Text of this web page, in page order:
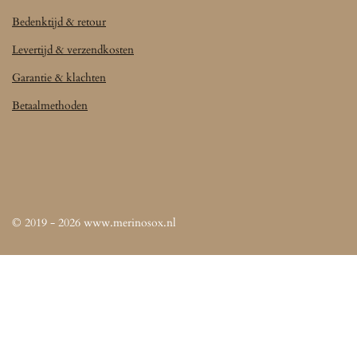
Bedenktijd & retour
Levertijd & verzendkosten
Garantie & klachten
Betaalmethoden
© 2019 - 2026 www.merinosox.nl